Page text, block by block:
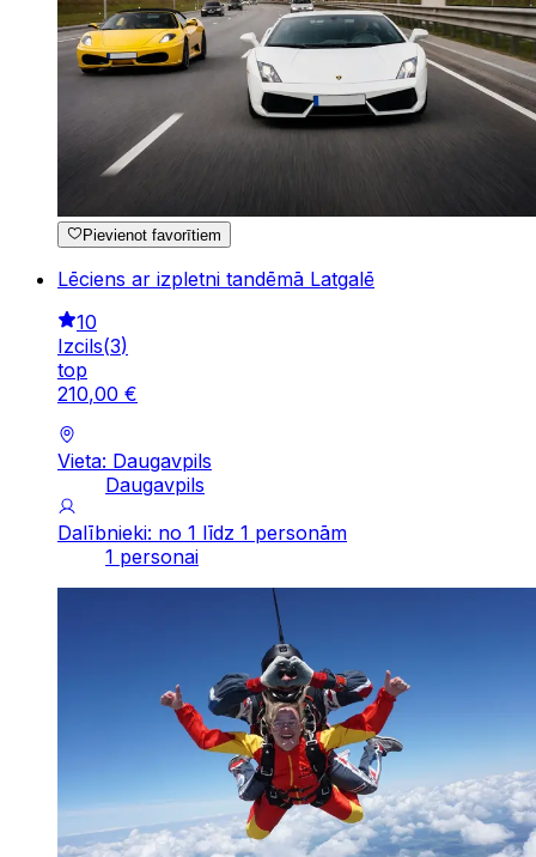
Pievienot favorītiem
Lēciens ar izpletni tandēmā Latgalē
10
Izcils(3)
top
210,00 €
Vieta: Daugavpils
Daugavpils
Dalībnieki: no 1 līdz 1 personām
1 personai